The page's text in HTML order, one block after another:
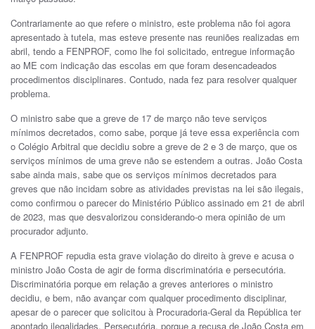
Contrariamente ao que refere o ministro, este problema não foi agora
apresentado à tutela, mas esteve presente nas reuniões realizadas em
abril, tendo a FENPROF, como lhe foi solicitado, entregue informação
ao ME com indicação das escolas em que foram desencadeados
procedimentos disciplinares. Contudo, nada fez para resolver qualquer
problema.
O ministro sabe que a greve de 17 de março não teve serviços
mínimos decretados, como sabe, porque já teve essa experiência com
o Colégio Arbitral que decidiu sobre a greve de 2 e 3 de março, que os
serviços mínimos de uma greve não se estendem a outras. João Costa
sabe ainda mais, sabe que os serviços mínimos decretados para
greves que não incidam sobre as atividades previstas na lei são ilegais,
como confirmou o parecer do Ministério Público assinado em 21 de abril
de 2023, mas que desvalorizou considerando-o mera opinião de um
procurador adjunto.
A FENPROF repudia esta grave violação do direito à greve e acusa o
ministro João Costa de agir de forma discriminatória e persecutória.
Discriminatória porque em relação a greves anteriores o ministro
decidiu, e bem, não avançar com qualquer procedimento disciplinar,
apesar de o parecer que solicitou à Procuradoria-Geral da República ter
apontado ilegalidades. Persecutória, porque a recusa de João Costa em